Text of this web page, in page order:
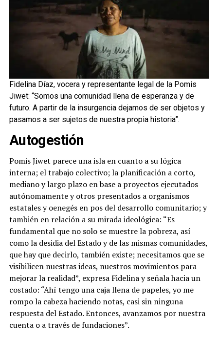
Fidelina Díaz, vocera y representante legal de la Pomis
Jiwet: “Somos una comunidad llena de esperanza y de
futuro. A partir de la insurgencia dejamos de ser objetos y
pasamos a ser sujetos de nuestra propia historia”.
Autogestión
Pomis Jiwet parece una isla en cuanto a su lógica
interna; el trabajo colectivo; la planificación a corto,
mediano y largo plazo en base a proyectos ejecutados
autónomamente y otros presentados a organismos
estatales y oenegés en pos del desarrollo comunitario; y
también en relación a su mirada ideológica: “Es
fundamental que no solo se muestre la pobreza, así
como la desidia del Estado y de las mismas comunidades,
que hay que decirlo, también existe; necesitamos que se
visibilicen nuestras ideas, nuestros movimientos para
mejorar la realidad”, expresa Fidelina y señala hacia un
costado: “Ahí tengo una caja llena de papeles, yo me
rompo la cabeza haciendo notas, casi sin ninguna
respuesta del Estado. Entonces, avanzamos por nuestra
cuenta o a través de fundaciones”.